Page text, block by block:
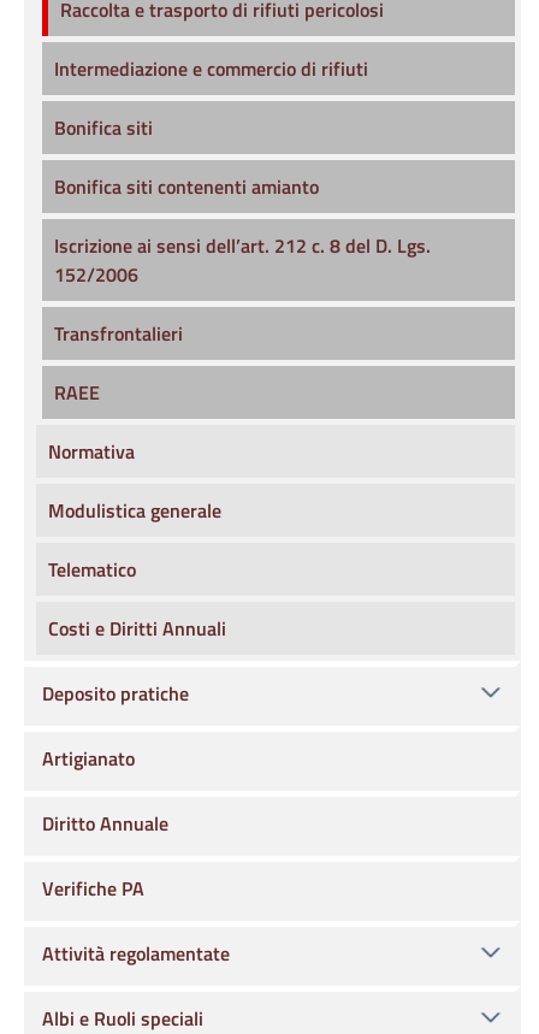
Raccolta e trasporto di rifiuti pericolosi
Intermediazione e commercio di rifiuti
Bonifica siti
Bonifica siti contenenti amianto
Iscrizione ai sensi dell’art. 212 c. 8 del D. Lgs.
152/2006
Transfrontalieri
RAEE
Normativa
Modulistica generale
Telematico
Costi e Diritti Annuali
Deposito pratiche
Artigianato
Diritto Annuale
Verifiche PA
Attività regolamentate
Albi e Ruoli speciali